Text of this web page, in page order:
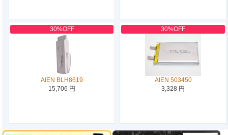
30%OFF
AIEN BLH8619
15,706 円
30%OFF
AIEN 503450
3,328 円